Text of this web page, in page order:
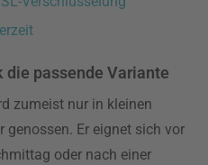
die passende Variante
zumeist nur in kleinen
Er eignet sich vor
oder nach einer